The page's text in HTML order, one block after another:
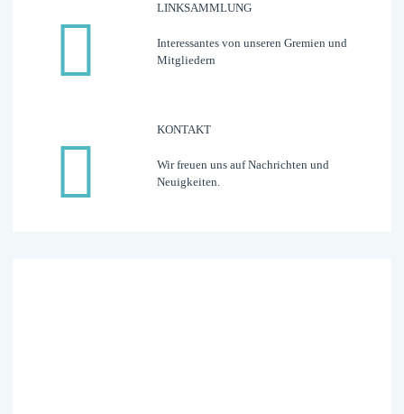
LINK­­­SAMMLUNG
Interessantes von unseren Gremien und
Mitgliedern
KONTAKT
Wir freuen uns auf Nachrichten und
Neuigkeiten.